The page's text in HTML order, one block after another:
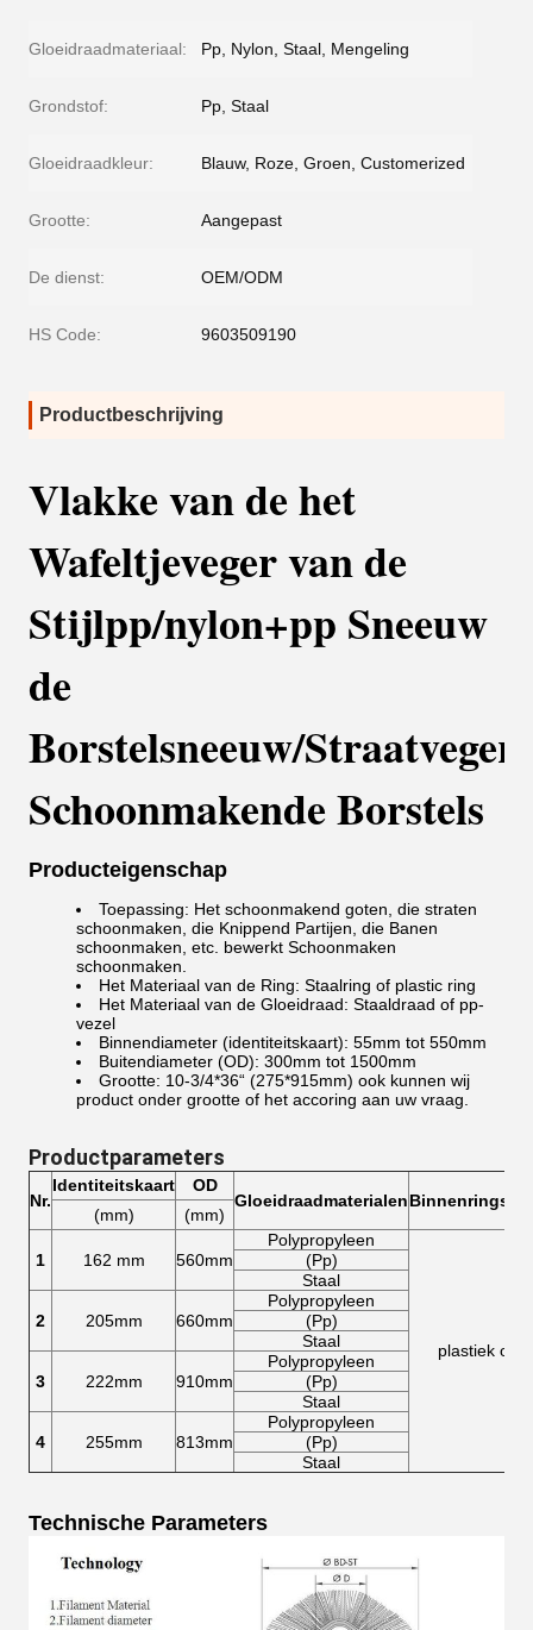
Gloeidraadmateriaal: Pp, Nylon, Staal, Mengeling
Grondstof: Pp, Staal
Gloeidraadkleur: Blauw, Roze, Groen, Customerized
Grootte: Aangepast
De dienst: OEM/ODM
HS Code: 9603509190
Productbeschrijving
Vlakke van de het
Wafeltjeveger van de
Stijlpp/nylon+pp Sneeuw
de
Borstelsneeuw/Straatveger
Schoonmakende Borstels
Producteigenschap
Toepassing: Het schoonmakend goten, die straten
schoonmaken, die Knippend Partijen, die Banen
schoonmaken, etc. bewerkt Schoonmaken
schoonmaken.
Het Materiaal van de Ring: Staalring of plastic ring
Het Materiaal van de Gloeidraad: Staaldraad of pp-
vezel
Binnendiameter (identiteitskaart): 55mm tot 550mm
Buitendiameter (OD): 300mm tot 1500mm
Grootte: 10-3/4*36“ (275*915mm) ook kunnen wij
product onder grootte of het accoring aan uw vraag.
Productparameters
Nr.
Identiteitskaart
OD
Gloeidraadmaterialen
(mm) (mm)
1 162 mm 560mm
Polypropyleen
plastiek of
(Pp)
Staal
2 205mm 660mm
Polypropyleen
(Pp)
Staal
3 222mm 910mm
Polypropyleen
(Pp)
Staal
4 255mm 813mm
Polypropyleen
(Pp)
Staal
Technische Parameters